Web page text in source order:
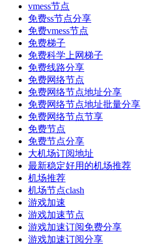
vmess节点
免费ss节点分享
免费vmess节点
免费梯子
免费科学上网梯子
免费线路分享
免费网络节点
免费网络节点地址分享
免费网络节点地址批量分享
免费网络节点节享
免费节点
免费节点分享
大机场订阅地址
最新稳定好用的机场推荐
机场推荐
机场节点clash
游戏加速
游戏加速节点
游戏加速订阅免费分享
游戏加速订阅分享